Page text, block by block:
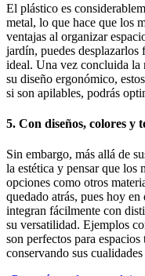
El plástico es
metal, lo que hace que los
ventajas al organizar
jardín, puedes desplazarlos
ideal. Una vez concluida la
su diseño ergonómico,
si son apilables, podrás
5. Con diseños, colores y
Sin embargo, más allá de
la estética y pensar que los
opciones como otros
quedado atrás, pues hoy
integran fácilmente con
su versatilidad. Ejemplos
son perfectos para
conservando sus